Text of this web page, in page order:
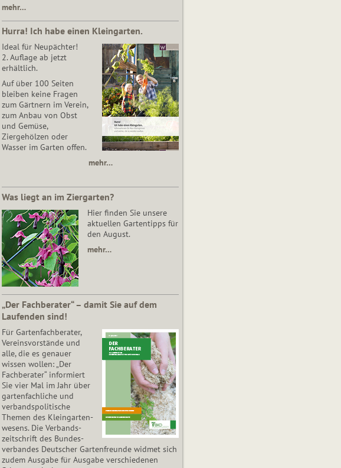
mehr…
Hurra! Ich habe einen Kleingarten.
Ideal für Neupächter!
2. Auflage ab jetzt
erhältlich.
Auf über 100 Seiten
bleiben keine Fragen
zum Gärtnern im Verein,
zum Anbau von Obst
und Gemüse,
Ziergehölzen oder
Wasser im Garten offen.
mehr…
Was liegt an im Ziergarten?
Hier finden Sie unsere
aktuellen Gartentipps für
den August.
mehr…
„Der Fachberater“ – damit Sie auf dem
Laufenden sind!
Für Gartenfachberater,
Vereinsvorstände und
alle, die es genauer
wissen wollen: „Der
Fachberater“ informiert
Sie vier Mal im Jahr über
gartenfachliche und
verbandspolitische
Themen des Klein­gar­ten­
wesens. Die Ver­bands­
zeit­schrift des Bun­des­
ver­ban­des Deutscher Gartenfreunde widmet sich
zudem Ausgabe für Ausgabe verschiedenen